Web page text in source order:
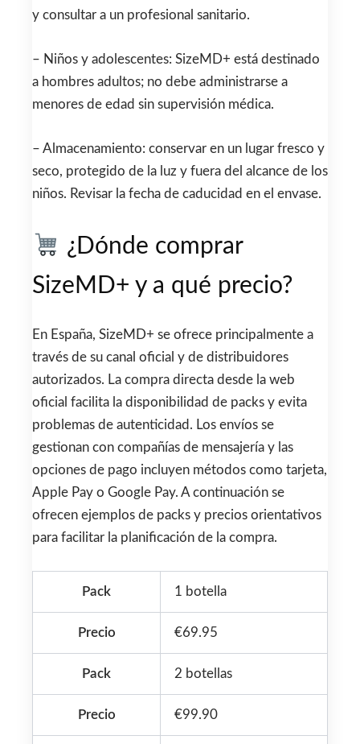
y consultar a un profesional sanitario.
– Niños y adolescentes: SizeMD+ está destinado
a hombres adultos; no debe administrarse a
menores de edad sin supervisión médica.
– Almacenamiento: conservar en un lugar fresco y
seco, protegido de la luz y fuera del alcance de los
niños. Revisar la fecha de caducidad en el envase.
¿Dónde comprar
SizeMD+ y a qué precio?
En España, SizeMD+ se ofrece principalmente a
través de su canal oficial y de distribuidores
autorizados. La compra directa desde la web
oficial facilita la disponibilidad de packs y evita
problemas de autenticidad. Los envíos se
gestionan con compañías de mensajería y las
opciones de pago incluyen métodos como tarjeta,
Apple Pay o Google Pay. A continuación se
ofrecen ejemplos de packs y precios orientativos
para facilitar la planificación de la compra.
Pack 1 botella
Precio €69.95
Pack 2 botellas
Precio €99.90